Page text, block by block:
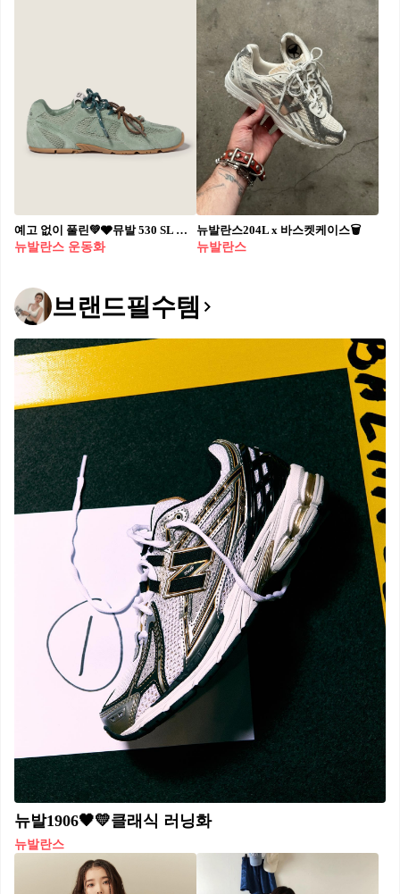
예고 없이 풀린💚🩶뮤발 530 SL 방금 등장한 뉴발란스 x 미우미우, 두 컬러 깜짝 추가 확인해요! 세이지 그린·페리윙클 블루, 두 컬러 깜짝 추가됐어요. 예고 없이 미우미우 사이트에 슥 풀린 미우뉴발 530 SL. 핵심은 깜짝 추가된 세이지 그린과 페리윙클 블루예요. 헤이즐넛·버터 옐로우는 SS24 시나몬·에크루를 잇는 톤 정비 라인이고, 가격은 175만 원, 온라인 전용으로 풀렸습니다. 초슬림한 로우 프로파일 솔과 미스매치 더블 레이스가 시그니처인 530 SL은 이 콜라보의 대표 인기 모델이에요. 발매 공지도 캠페인 컷도 없이 슥 풀려버리는 방식이 이제 이 콜라보의 시그니처 무드처럼 굳어지고 있습니다. - 뉴발란스 x 미우미우 530 SL • 세이지 그린 (Sage Green) • 페리윙클 블루 (Periwinkle Blue) • 헤이즐넛 (Hazelnut) • 버터 옐로우 (Butter Yellow)
뉴발란스 운동화
뉴발란스204L x 바스켓케이스🗑️
뉴발란스
브랜드필수템
뉴발1906🖤💛클래식 러닝화
뉴발란스